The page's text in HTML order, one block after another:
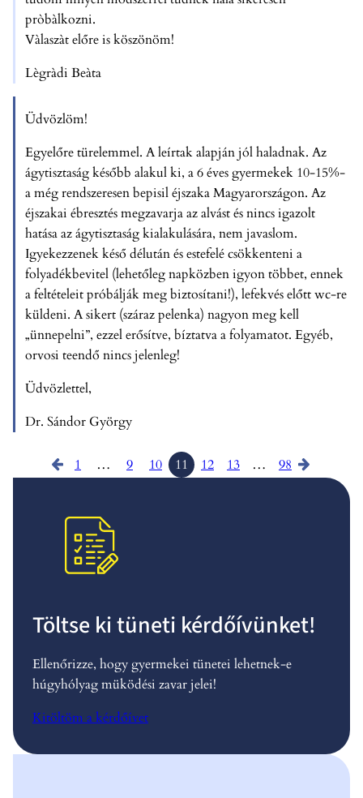
pròbàlkozni.
Vàlaszàt előre is köszönöm!
Lègràdi Beàta
Üdvözlöm!
Egyelőre türelemmel. A leírtak alapján jól haladnak. Az
ágytisztaság később alakul ki, a 6 éves gyermekek 10-15%-
a még rendszeresen bepisil éjszaka Magyarországon. Az
éjszakai ébresztés megzavarja az alvást és nincs igazolt
hatása az ágytisztaság kialakulására, nem javaslom.
Igyekezzenek késő délután és estefelé csökkenteni a
folyadékbevitel (lehetőleg napközben igyon többet, ennek
a feltételeit próbálják meg biztosítani!), lefekvés előtt wc-re
küldeni. A sikert (száraz pelenka) nagyon meg kell
„ünnepelni”, ezzel erősítve, bíztatva a folyamatot. Egyéb,
orvosi teendő nincs jelenleg!
Üdvözlettel,
Dr. Sándor György
1 … 9 10 11 12 13 … 98
Töltse ki tüneti kérdőívünket!
Ellenőrizze, hogy gyermekei tünetei lehetnek-e
húgyhólyag müködési zavar jelei!
Kitöltöm a kérdőívet